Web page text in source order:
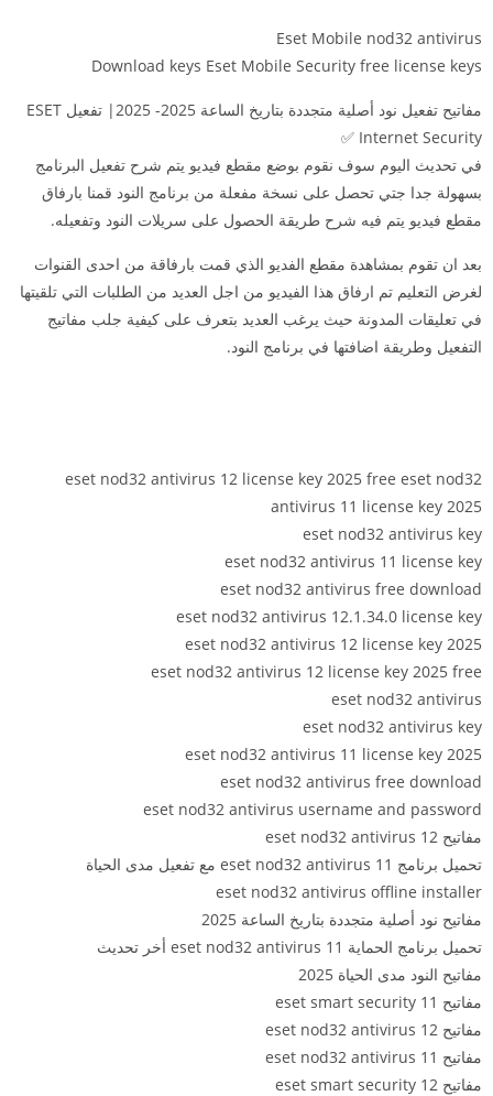
Eset Mobile nod32 antivirus
Download keys Eset Mobile Security free license keys
مفاتيح تفعيل نود أصلية متجددة بتاريخ الساعة 2025- 2025| تفعيل ESET
Internet Security ✅
في تحديث اليوم سوف نقوم بوضع مقطع فيديو يتم شرح تفعيل البرنامج
بسهولة جدا جتي تحصل على نسخة مفعلة من برنامج النود قمنا بارفاق
مقطع فيديو يتم فيه شرح طريقة الحصول على سريلات النود وتفعيله.
بعد ان تقوم بمشاهدة مقطع الفديو الذي قمت بارفاقة من احدى القنوات
لغرض التعليم تم ارفاق هذا الفيديو من اجل العديد من الطلبات التي تلقيتها
في تعليقات المدونة حيث يرغب العديد بتعرف على كيفية جلب مفاتيج
التفعيل وطريقة اضافتها في برنامج النود.
eset nod32 antivirus 12 license key 2025 free eset nod32
antivirus 11 license key 2025
eset nod32 antivirus key
eset nod32 antivirus 11 license key
eset nod32 antivirus free download
eset nod32 antivirus 12.1.34.0 license key
eset nod32 antivirus 12 license key 2025
eset nod32 antivirus 12 license key 2025 free
eset nod32 antivirus
eset nod32 antivirus key
eset nod32 antivirus 11 license key 2025
eset nod32 antivirus free download
eset nod32 antivirus username and password
مفاتيح eset nod32 antivirus 12
تحميل برنامج eset nod32 antivirus 11 مع تفعيل مدى الحياة
eset nod32 antivirus offline installer
مفاتيح نود أصلية متجددة بتاريخ الساعة 2025
تحميل برنامج الحماية eset nod32 antivirus 11 أخر تحديث
مفاتيح النود مدى الحياة 2025
مفاتيح eset smart security 11
مفاتيح eset nod32 antivirus 12
مفاتيح eset nod32 antivirus 11
مفاتيح eset smart security 12